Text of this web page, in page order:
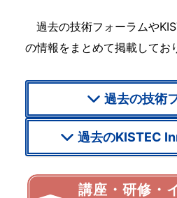
過去の技術フォーラムや
の情報をまとめて掲載してお
過去の技術
過去のKISTEC
講座・研修・